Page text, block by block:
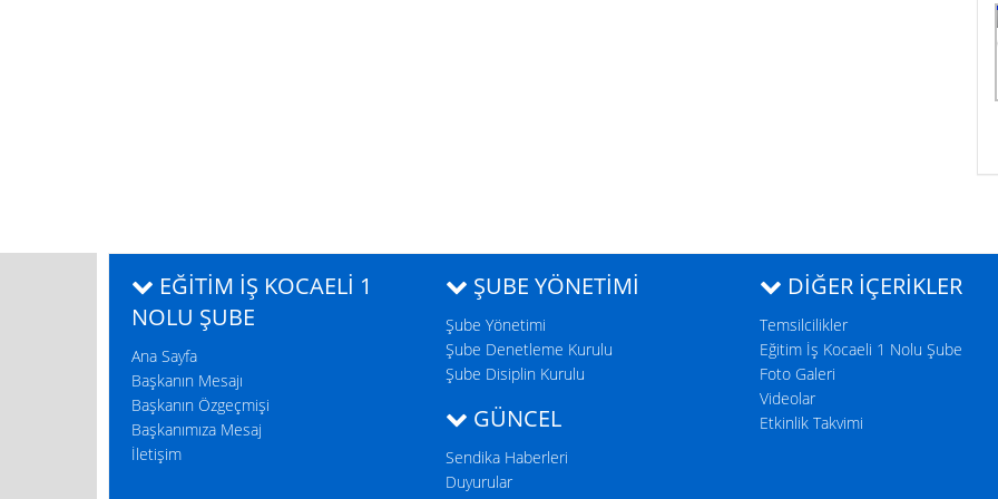
EĞITIM İŞ KOCAELI 1
NOLU ŞUBE
Ana Sayfa
Başkanın Mesajı
Başkanın Özgeçmişi
Başkanımıza Mesaj
İletişim
ŞUBE YÖNETİMİ
Şube Yönetimi
Şube Denetleme Kurulu
Şube Disiplin Kurulu
GÜNCEL
Sendika Haberleri
Duyurular
DIĞER İÇERIKLER
Temsilcilikler
Eğitim İş Kocaeli 1 Nolu Şube
Foto Galeri
Videolar
Etkinlik Takvimi